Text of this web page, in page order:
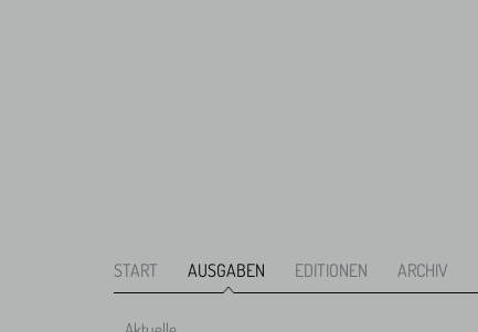
START AUSGABEN EDITIONEN ARCHIV